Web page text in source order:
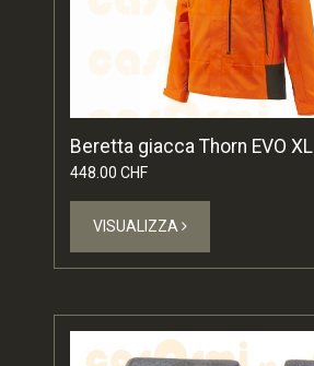
Beretta giacca Thorn EVO XL
448.00 CHF
VISUALIZZA